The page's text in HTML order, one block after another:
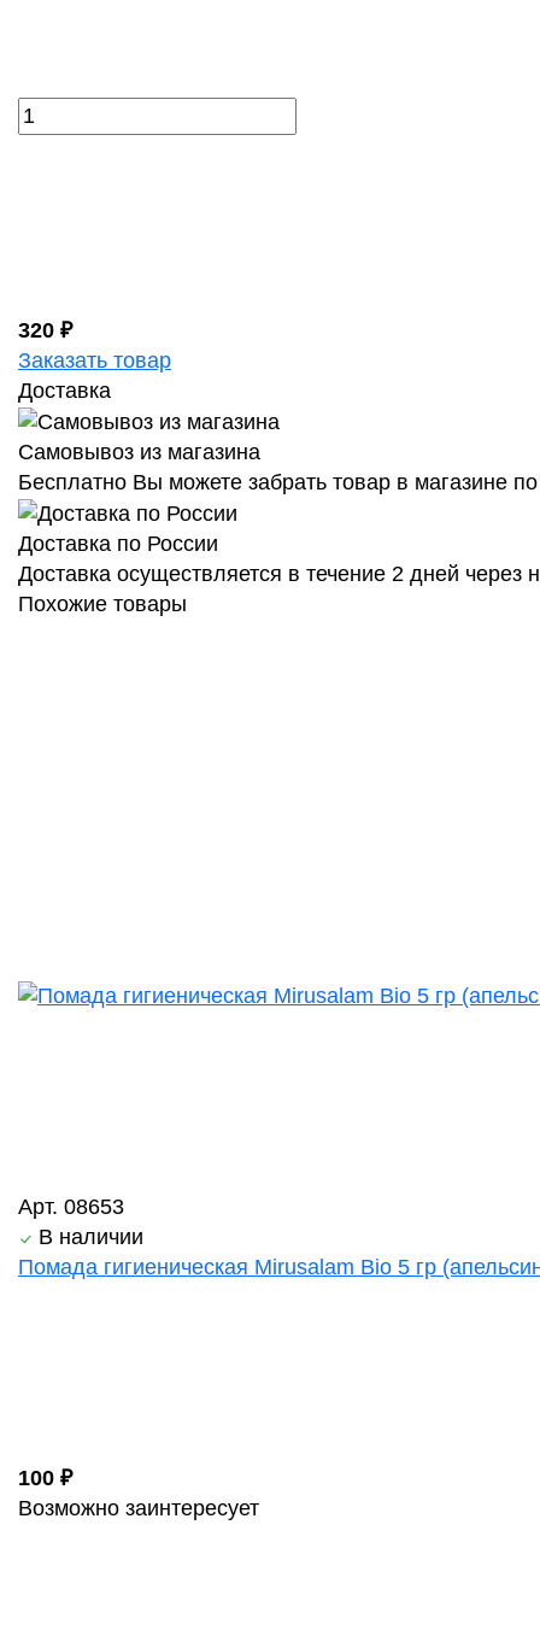
320 ₽
Заказать товар
Доставка
Самовывоз из магазина
Бесплатно Вы можете забрать товар в магазине
Доставка по России
Доставка осуществляется в течение 2 дней
Похожие товары
Арт. 08653
В наличии
Помада гигиеническая Mirusalam Bio 5 гр
100 ₽
Возможно заинтересует